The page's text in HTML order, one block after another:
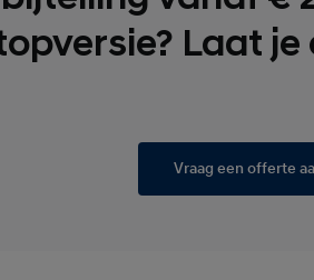
Laat je
Vraag een offerte